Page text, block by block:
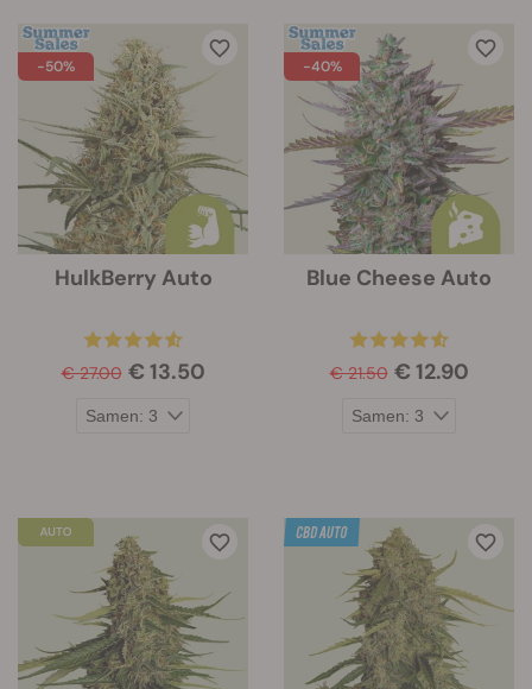
-50%
HulkBerry Auto
€ 27.00 € 13.50
-40%
Blue Cheese Auto
€ 21.50 € 12.90